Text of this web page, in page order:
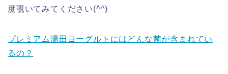
度覗いてみてください(^^)
プレミアム湯田ヨーグルトにはどんな菌が含まれてい
るの？